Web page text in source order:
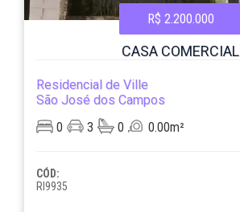
R$ 2.200.000
CASA COMERCIAL
Residencial de Ville
São José dos Campos
0
3 0 0.00m²
CÓD:
RI9935